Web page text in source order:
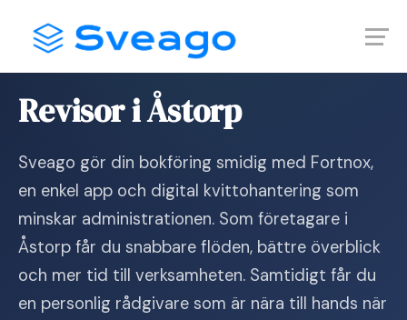
content
Revisor i Åstorp
Sveago gör din bokföring smidig med Fortnox,
en enkel app och digital kvittohantering som
minskar administrationen. Som företagare i
Åstorp får du snabbare flöden, bättre överblick
och mer tid till verksamheten. Samtidigt får du
en personlig rådgivare som är nära till hands när